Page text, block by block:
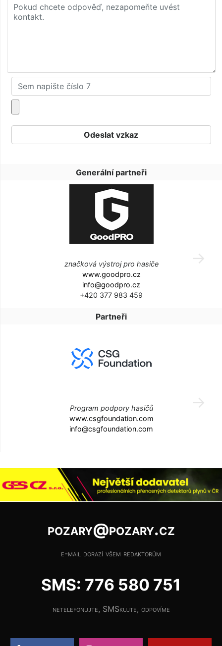
Generální partneři
značková výstroj pro hasiče
www.goodpro.cz
info@goodpro.cz
+420 377 983 459
Partneři
Program podpory hasičů
www.csgfoundation.com
info@csgfoundation.com
pozary@pozary.cz
e-mail dorazí všem redaktorům
SMS: 776 580 751
netelefonujte, SMSkujte, odpovíme